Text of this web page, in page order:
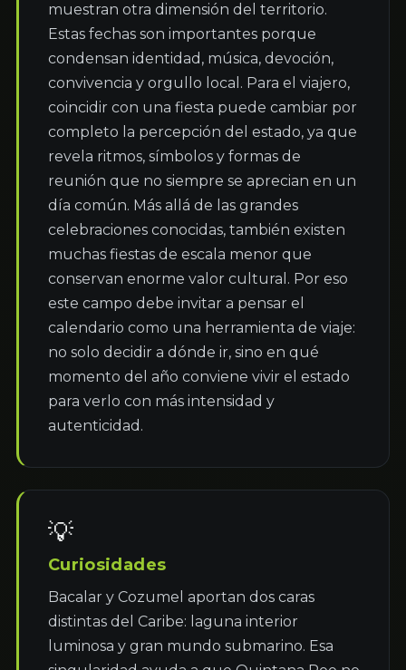
muestran otra dimensión del territorio.
Estas fechas son importantes porque
condensan identidad, música, devoción,
convivencia y orgullo local. Para el viajero,
coincidir con una fiesta puede cambiar por
completo la percepción del estado, ya que
revela ritmos, símbolos y formas de
reunión que no siempre se aprecian en un
día común. Más allá de las grandes
celebraciones conocidas, también existen
muchas fiestas de escala menor que
conservan enorme valor cultural. Por eso
este campo debe invitar a pensar el
calendario como una herramienta de viaje:
no solo decidir a dónde ir, sino en qué
momento del año conviene vivir el estado
para verlo con más intensidad y
autenticidad.
💡
Curiosidades
Bacalar y Cozumel aportan dos caras
distintas del Caribe: laguna interior
luminosa y gran mundo submarino. Esa